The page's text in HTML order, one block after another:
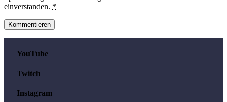
einverstanden. *
YouTube
Twitch
Instagram